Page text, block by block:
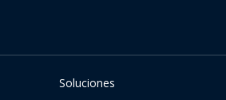
Soluciones